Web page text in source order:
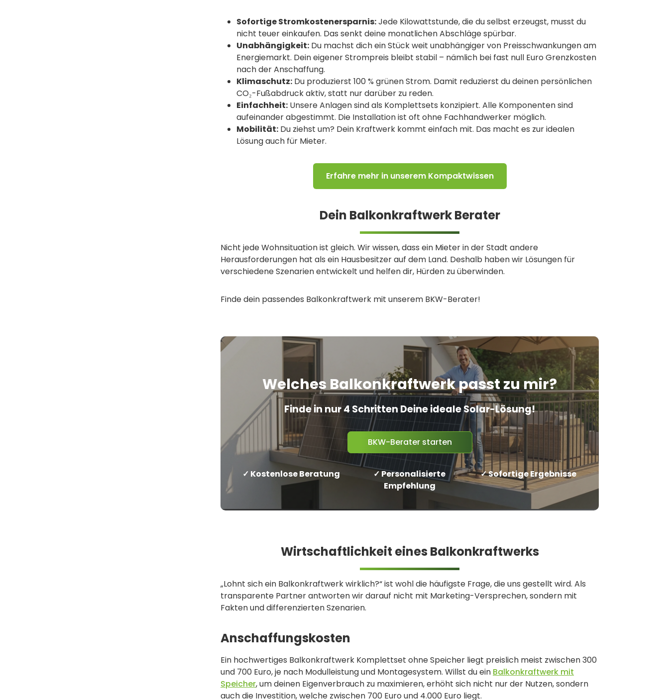
Sofortige Stromkostenersparnis:Jede Kilowattstunde, die du selbst erzeugst, musst du
nicht teuer einkaufen. Das senkt deine monatlichen Abschläge spürbar.
Unabhängigkeit: Du machst dich ein Stück weit unabhängiger von Preisschwankungen am
Energiemarkt. Dein eigener Strompreis bleibt stabil – nämlich bei fast null Euro Grenzkosten
nach der Anschaffung.
Klimaschutz: Du produzierst 100 % grünen Strom. Damit reduzierst du deinen persönlichen
CO₂-Fußabdruck aktiv, statt nur darüber zu reden.
Einfachheit: Unsere Anlagen sind als Komplettsets konzipiert. Alle Komponenten sind
aufeinander abgestimmt. Die Installation ist oft ohne Fachhandwerker möglich.
Mobilität: Du ziehst um? Dein Kraftwerk kommt einfach mit. Das macht es zur idealen
Lösung auch für Mieter.
Erfahre mehr in unserem Kompaktwissen
Dein Balkonkraftwerk Berater
Nicht jede Wohnsituation ist gleich. Wir wissen, dass ein Mieter in der Stadt andere
Herausforderungen hat als ein Hausbesitzer auf dem Land. Deshalb haben wir Lösungen für
verschiedene Szenarien entwickelt und helfen dir, Hürden zu überwinden.
Finde dein passendes Balkonkraftwerk mit unserem BKW-Berater!
Welches Balkonkraftwerk passt zu mir?
Finde in nur 4 Schritten Deine ideale Solar-Lösung!
BKW-Berater starten
✓ Kostenlose Beratung
✓ Personalisierte
Empfehlung
✓ Sofortige Ergebnisse
Wirtschaftlichkeit eines Balkonkraftwerks
„Lohnt sich ein Balkonkraftwerk wirklich?“ ist wohl die häufigste Frage, die uns gestellt wird. Als
transparente Partner antworten wir darauf nicht mit Marketing-Versprechen, sondern mit
Fakten und differenzierten Szenarien.
Anschaffungskosten
Ein hochwertiges Balkonkraftwerk Komplettset ohne Speicher liegt preislich meist zwischen 300
und 700 Euro, je nach Modulleistung und Montagesystem. Willst du ein Balkonkraftwerk mit
Speicher, um deinen Eigenverbrauch zu maximieren, erhöht sich nicht nur der Nutzen, sondern
auch die Investition, welche zwischen 700 Euro und 4.000 Euro liegt.